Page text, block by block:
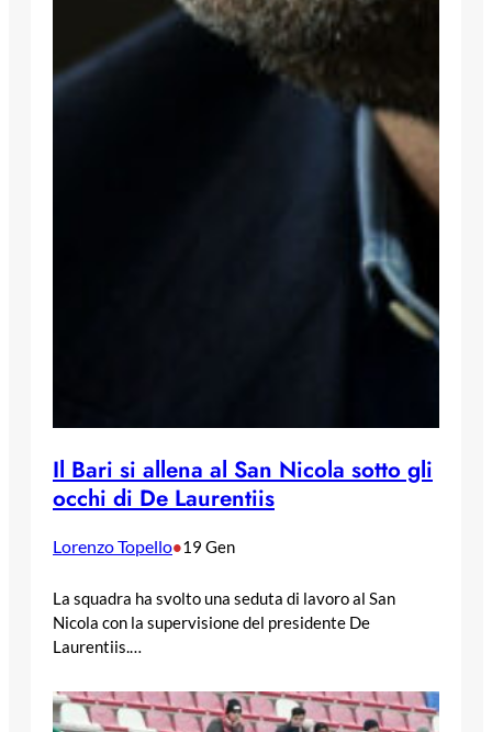
Il Bari si allena al San Nicola sotto gli
occhi di De Laurentiis
Lorenzo Topello•19 Gen
La squadra ha svolto una seduta di lavoro al San
Nicola con la supervisione del presidente De
Laurentiis.…